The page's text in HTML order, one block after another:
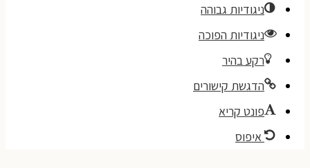
ניגודיות גבוהה
ניגודיות הפוכה
רקע בהיר
הדגשת קישורים
פונט קריא
איפוס